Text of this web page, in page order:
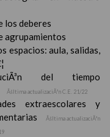
los deberes
agrupamientos
espacios: aula, salidas,
del tiempo
Ãšltima actualizaciÃ³n C.E. 21/22
extraescolares y
Ãšltima actualizaciÃ³n